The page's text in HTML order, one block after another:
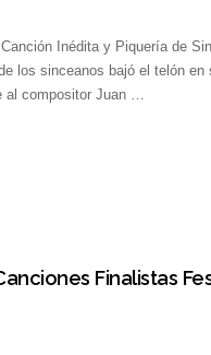
Inédita y Piquería de
los sinceanos bajó el telón
al compositor Juan …
Finalistas